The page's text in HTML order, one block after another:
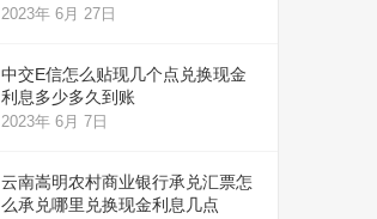
2023年 6月 27日
中交E信怎么贴现几个点兑换现金
利息多少多久到账
2023年 6月 7日
云南嵩明农村商业银行承兑汇票怎
么承兑哪里兑换现金利息几点